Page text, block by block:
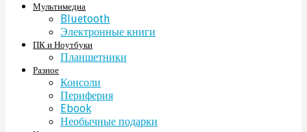
Мультимедиа
Bluetooth
Электронные книги
ПК и Ноутбуки
Планшетники
Разное
Консоли
Периферия
Ebook
Необычные подарки